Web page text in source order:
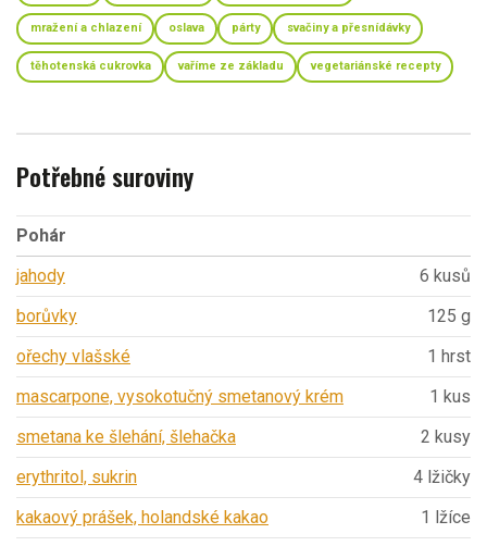
mražení a chlazení oslava párty svačiny a přesnídávky
těhotenská cukrovka vaříme ze základu vegetariánské recepty
Potřebné suroviny
Pohár
jahody
6 kusů
borůvky
125 g
ořechy vlašské
1 hrst
mascarpone, vysokotučný smetanový krém
1 kus
smetana ke šlehání, šlehačka
2 kusy
erythritol, sukrin
4 lžičky
kakaový prášek, holandské kakao
1 lžíce